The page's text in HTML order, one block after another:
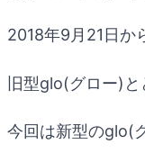
2018年9月21日か
旧型glo(グロー)と
今回は新型のglo(